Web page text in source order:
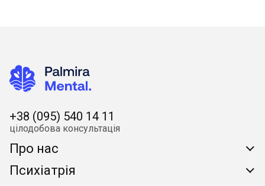
+38 (095) 540 14 11
цілодобова консультація
Про нас
Психіатрія